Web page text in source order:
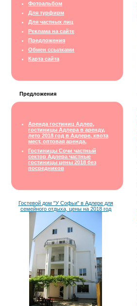
Фотоальбом
Для турфирм
Для частных лиц
Реклама на сайте
Предложения
Обмен ссылками
Карта сайта
Предложения
Аренда гостиниц Адлер,
гостиницы Адлера в аренду,
лето 2018 год в Адлере, квота
мест, оптовая аренда,
Гостиницы Сочи частный
сектор Адлера частные
гостиницы цены 2018 без
посредников
Гостевой дом "У Софьи" в Адлере для
семейного отдыха, цены на 2018 год